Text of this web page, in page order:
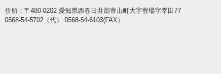
住所：〒480-0202 愛知県西春日井郡豊山町大字豊場字幸田77
0568-54-5702（代）
0568-54-6103(FAX）